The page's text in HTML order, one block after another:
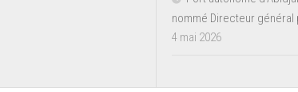
nommé Directeur général
4 mai 2026